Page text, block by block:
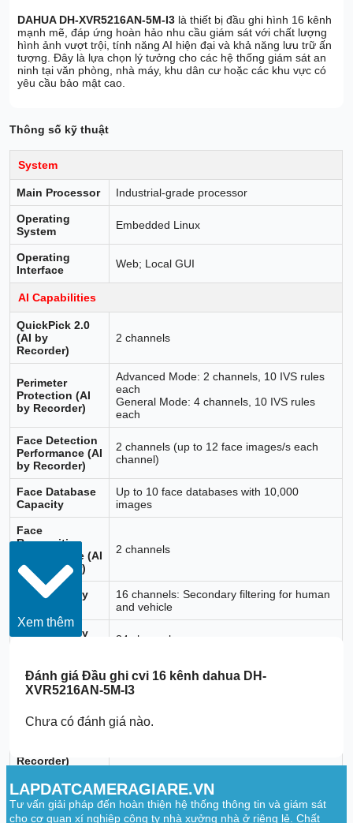
DAHUA DH-XVR5216AN-5M-I3 là thiết bị đầu ghi hình 16 kênh
mạnh mẽ, đáp ứng hoàn hảo nhu cầu giám sát với chất lượng
hình ảnh vượt trội, tính năng AI hiện đại và khả năng lưu trữ ấn
tượng. Đây là lựa chọn lý tưởng cho các hệ thống giám sát an
ninh tại văn phòng, nhà máy, khu dân cư hoặc các khu vực có
yêu cầu bảo mật cao.
Thông số kỹ thuật
System
Main Processor Industrial-grade processor
Operating
System
Embedded Linux
Operating
Interface
Web; Local GUI
AI Capabilities
QuickPick 2.0
(AI by
Recorder)
2 channels
Perimeter
Protection (AI
by Recorder)
Advanced Mode: 2 channels, 10 IVS rules
each
General Mode: 4 channels, 10 IVS rules
each
Face Detection
Performance (AI
by Recorder)
2 channels (up to 12 face images/s each
channel)
Face Database
Capacity
Up to 10 face databases with 10,000
images
Face
Recognition
Performance (AI
by Recorder)
2 channels
SMD Plus (by
16 channels: Secondary filtering for human
and vehicle
SMD Plus (by
24 channels
AI Video
Quality
Analytics (by
16 channels: Supports detecting brightness
levels, color cast, defocus, overexposure,
Recorder)
Irregular Black
Block Masking
(by Recorder)
1 channel
Xem thêm
Đánh giáĐầu ghi cvi 16 kênh dahua DH-
XVR5216AN-5M-I3
Chưa có đánh giá nào.
LAPDATCAMERAGIARE.VN
Tư vấn giải pháp đến hoàn thiện hệ thống thông tin và giám sát
cho cơ quan xí nghiệp công ty nhà xưởng nhà ở riêng lẻ. Chất